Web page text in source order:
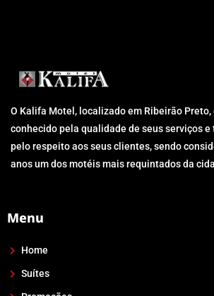
O Kalifa Motel, localizado em Ribeirão Preto,
conhecido pela qualidade de seus serviços e
pelo respeito aos seus clientes, sendo
anos um dos motéis mais requintados da
Menu
Home
Suítes